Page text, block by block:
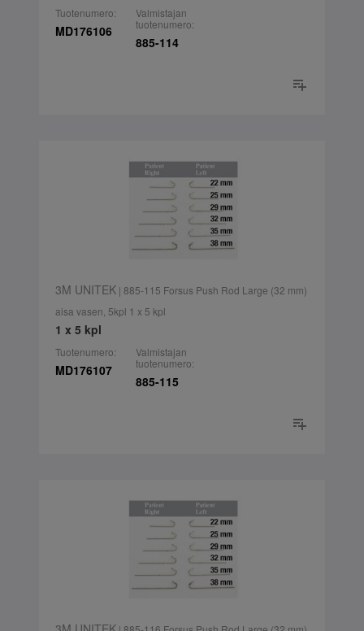
Tuotenumero:
MD176106
Valmistajan
tuotenumero:
885-114
3M UNITEK| 885-115 Forsus Push Rod Large (32 mm)
aisa vasen, 5kpl 1 x 5 kpl
1 x 5 kpl
Tuotenumero:
MD176107
Valmistajan
tuotenumero:
885-115